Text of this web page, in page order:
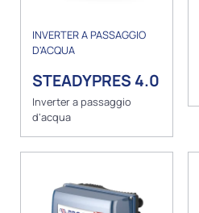
INVERTER A PASSAGGIO
D'ACQUA
STEADYPRES 4.0
Inverter a passaggio
d'acqua